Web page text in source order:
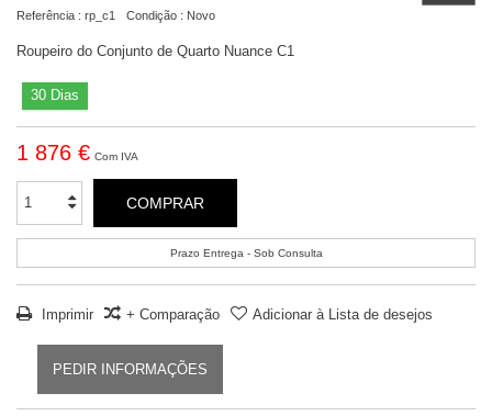
Referência : rp_c1 Condição : Novo
Roupeiro do Conjunto de Quarto Nuance C1
30 Dias
1 876 € Com IVA
COMPRAR
Prazo Entrega - Sob Consulta
Imprimir + Comparação Adicionar à Lista de desejos
PEDIR INFORMAÇÕES